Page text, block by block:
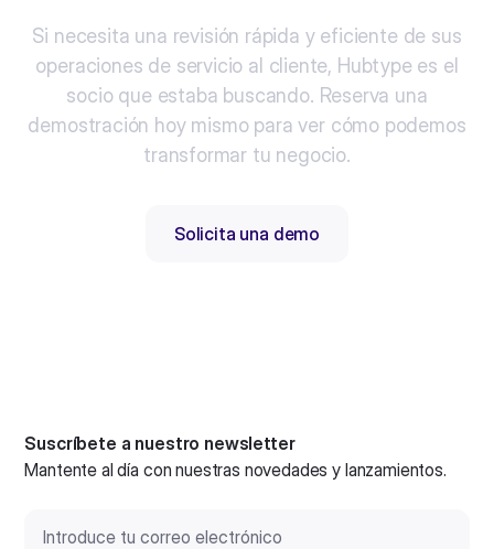
Si necesita una revisión rápida y eficiente de sus
operaciones de servicio al cliente, Hubtype es el
socio que estaba buscando. Reserva una
demostración hoy mismo para ver cómo podemos
transformar tu negocio.
Solicita una demo
Suscríbete a nuestro newsletter
Mantente al día con nuestras novedades y lanzamientos.